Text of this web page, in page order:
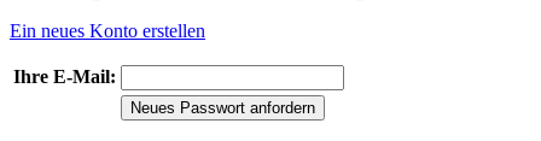
Ein neues Konto erstellen
Ihre E-Mail:
Neues Passwort anfordern